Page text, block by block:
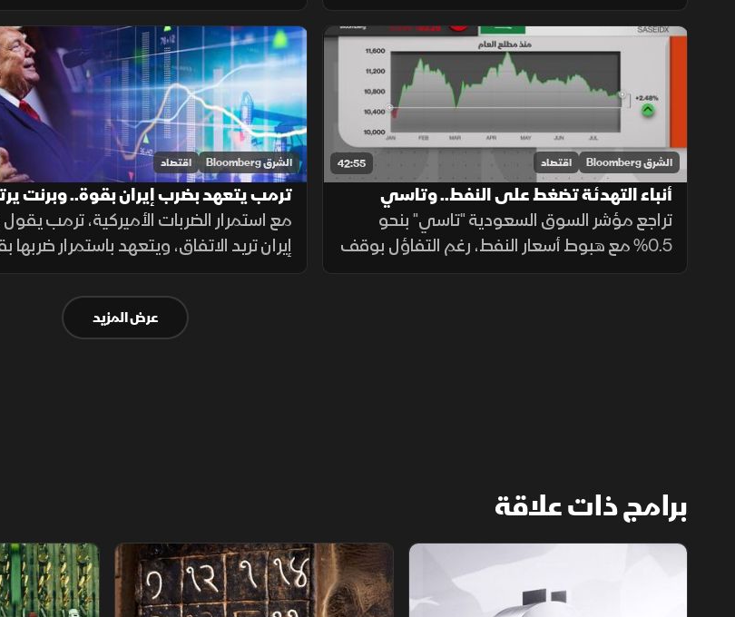
وتراجع أسهم قيادية واهتمام المستثمرين
الأجانب موجة الشراء الأخيرة مع تعزيز الإنفاق
الحكومي والمشاريع الجديدة للثقة.
3 جلسات. وموجة بيع حادة على مؤشرات
العالمية.
42:55 الشرق Bloomberg اقتصاد
أنباء التهدئة تضغط على النفط.. وتاسي
يفتتح على تراجع
تراجع مؤشر السوق السعودية "تاسي" بنحو
0.5% مع هبوط أسعار النفط، رغم التفاؤل بوقف
إطلاق نار مؤقت واتصالات بين إيران والوساطة
الشرق Bloomberg اقتصاد
ترمب يتعهد بضرب إيران بقوة.. وبرنت
بأكثر من 30% منذ مطلع يوليو
مع استمرار الضربات الأميركية، ترمب
إيران تريد الاتفاق، ويتعهد باستمرار ضربها
والحرس الثوري يهدد بتوسيع الحرب.
يرتفع بأكثر من 30% منذ مطلع يوليو.
الأسهم العالمية تتراجععرض المزيد
برامج ذات علاقة
الأسواق الأميركية ملحمة الأرقام سلاسل الاستهلاك